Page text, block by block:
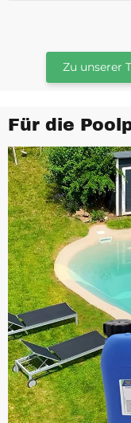
Zu unserer
Für die